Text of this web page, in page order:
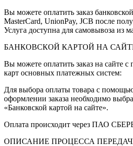
Вы можете оплатить заказ
MasterCard, UnionPay, JCB после
Услуга доступна для самовывоза из
БАНКОВСКОЙ КАРТОЙ НА
Вы можете оплатить заказ на сайте
карт основных платежных систем:
Для выбора оплаты товара с
оформлении заказа необходимо
«Банковской картой на сайте».
Оплата происходит через ПАО
ОПИСАНИЕ ПРОЦЕССА